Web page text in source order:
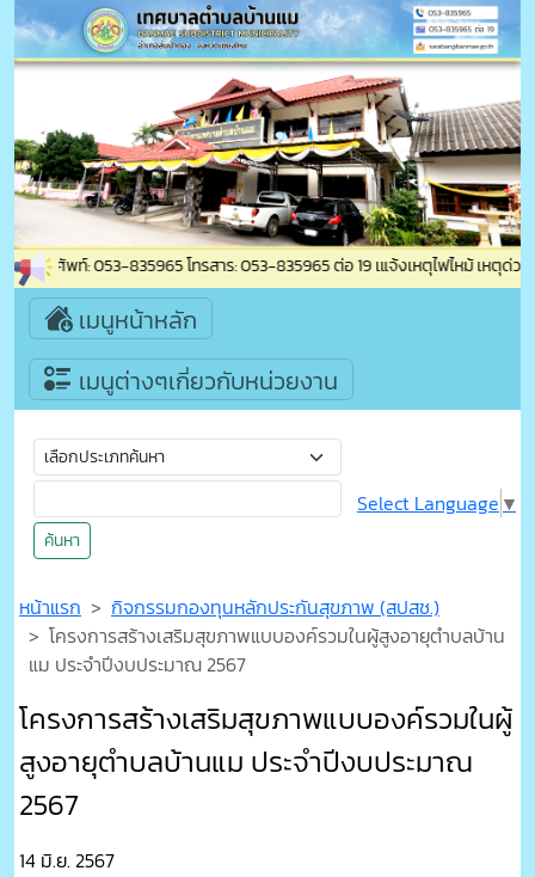
รศัพท์: 053-835965 โทรสาร: 053-835965 ต่อ 19 เแจ้งเหตุไฟไหม้ เหตุด่วน-
เมนูหน้าหลัก
เมนูต่างๆเกี่ยวกับหน่วยงาน
ค้นหา
Select Language ▼
หน้าแรก
กิจกรรมกองทุนหลักประกันสุขภาพ (สปสช.)
โครงการสร้างเสริมสุขภาพแบบองค์รวมในผู้สูงอายุตำบลบ้าน
แม ประจำปีงบประมาณ 2567
โครงการสร้างเสริมสุขภาพแบบองค์รวมในผู้
สูงอายุตำบลบ้านแม ประจำปีงบประมาณ
2567
14 มิ.ย. 2567